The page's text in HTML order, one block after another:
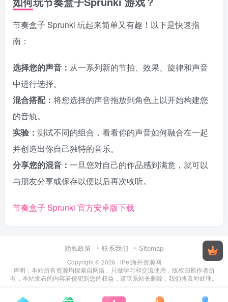
节奏盒子 Sprunki 玩起来简单又有趣！以下是快速指
南：
选择您的声音： 从一系列新的节拍、效果、旋律和声音
中进行选择。
混合搭配： 将您选择的声音拖放到角色上以开始构建您
的音轨。
实验： 测试不同的组合，看看你的声音如何融合在一起
并创造出你自己独特的音乐。
分享您的混音： 一旦您对自己的作品感到满意，就可以
与朋友分享或保存以便以后再次收听。
节奏盒子 Sprunki 官方安卓版下载
隐私政策 联系我们 Sitemap
Copyright © 2026 · iPet海外资源网
声明：本站所有资源均搜索自网络，只做学习和交流使用，版权归原作者所
有，本站发布的内容若侵犯到您的权益，请联系站长删除，我们将及时处理。